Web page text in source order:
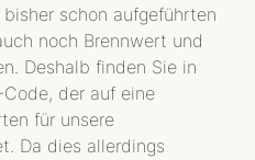
schon aufgeführten
noch Brennwert und
Deshalb finden Sie in
der auf eine
für unsere
Da dies allerdings